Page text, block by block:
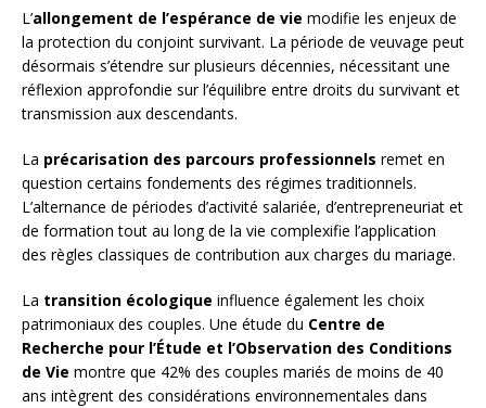
L’allongement de l’espérance de vie modifie les enjeux de
la protection du conjoint survivant. La période de veuvage peut
désormais s’étendre sur plusieurs décennies, nécessitant une
réflexion approfondie sur l’équilibre entre droits du survivant et
transmission aux descendants.
La précarisation des parcours professionnels remet en
question certains fondements des régimes traditionnels.
L’alternance de périodes d’activité salariée, d’entrepreneuriat et
de formation tout au long de la vie complexifie l’application
des règles classiques de contribution aux charges du mariage.
La transition écologique influence également les choix
patrimoniaux des couples. Une étude du Centre de
Recherche pour l’Étude et l’Observation des Conditions
de Vie montre que 42% des couples mariés de moins de 40
ans intègrent des considérations environnementales dans